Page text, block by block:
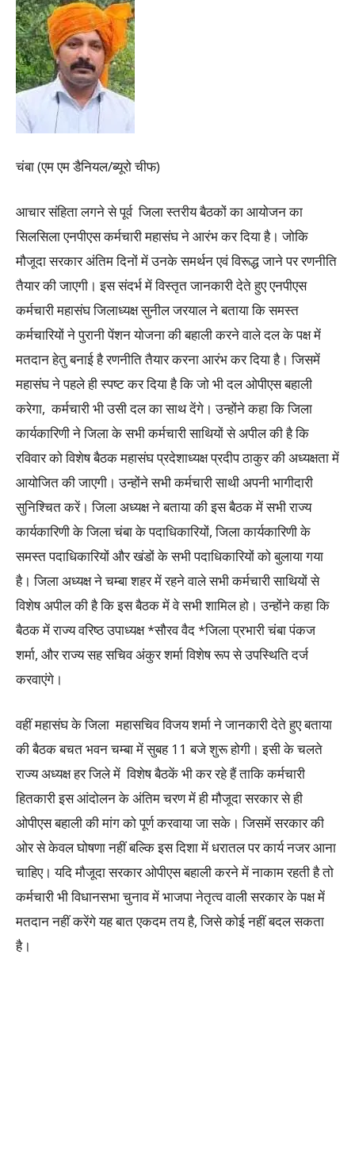
चंबा (एम एम डैनियल/ब्यूरो चीफ)
आचार संहिता लगने से पूर्व जिला स्तरीय बैठकों का आयोजन का
सिलसिला एनपीएस कर्मचारी महासंघ ने आरंभ कर दिया है। जोकि
मौजूदा सरकार अंतिम दिनों में उनके समर्थन एवं विरूद्ध जाने पर रणनीति
तैयार की जाएगी। इस संदर्भ में विस्तृत जानकारी देते हुए एनपीएस
कर्मचारी महासंघ जिलाध्यक्ष सुनील जरयाल ने बताया कि समस्त
कर्मचारियों ने पुरानी पेंशन योजना की बहाली करने वाले दल के पक्ष में
मतदान हेतु बनाई है रणनीति तैयार करना आरंभ कर दिया है। जिसमें
महासंघ ने पहले ही स्पष्ट कर दिया है कि जो भी दल ओपीएस बहाली
करेगा, कर्मचारी भी उसी दल का साथ देंगे। उन्होंने कहा कि जिला
कार्यकारिणी ने जिला के सभी कर्मचारी साथियों से अपील की है कि
रविवार को विशेष बैठक महासंघ प्रदेशाध्यक्ष प्रदीप ठाकुर की अध्यक्षता में
आयोजित की जाएगी। उन्होंने सभी कर्मचारी साथी अपनी भागीदारी
सुनिश्चित करें। जिला अध्यक्ष ने बताया की इस बैठक में सभी राज्य
कार्यकारिणी के जिला चंबा के पदाधिकारियों, जिला कार्यकारिणी के
समस्त पदाधिकारियों और खंडों के सभी पदाधिकारियों को बुलाया गया
है। जिला अध्यक्ष ने चम्बा शहर में रहने वाले सभी कर्मचारी साथियों से
विशेष अपील की है कि इस बैठक में वे सभी शामिल हो। उन्होंने कहा कि
बैठक में राज्य वरिष्ठ उपाध्यक्ष *सौरव वैद *जिला प्रभारी चंबा पंकज
शर्मा, और राज्य सह सचिव अंकुर शर्मा विशेष रूप से उपस्थिति दर्ज
करवाएंगे।
वहीं महासंघ के जिला महासचिव विजय शर्मा ने जानकारी देते हुए बताया
की बैठक बचत भवन चम्बा में सुबह 11 बजे शुरू होगी। इसी के चलते
राज्य अध्यक्ष हर जिले में विशेष बैठकें भी कर रहे हैं ताकि कर्मचारी
हितकारी इस आंदोलन के अंतिम चरण में ही मौजूदा सरकार से ही
ओपीएस बहाली की मांग को पूर्ण करवाया जा सके। जिसमें सरकार की
ओर से केवल घोषणा नहीं बल्कि इस दिशा में धरातल पर कार्य नजर आना
चाहिए। यदि मौजूदा सरकार ओपीएस बहाली करने में नाकाम रहती है तो
कर्मचारी भी विधानसभा चुनाव में भाजपा नेतृत्व वाली सरकार के पक्ष में
मतदान नहीं करेंगे यह बात एकदम तय है, जिसे कोई नहीं बदल सकता
है।